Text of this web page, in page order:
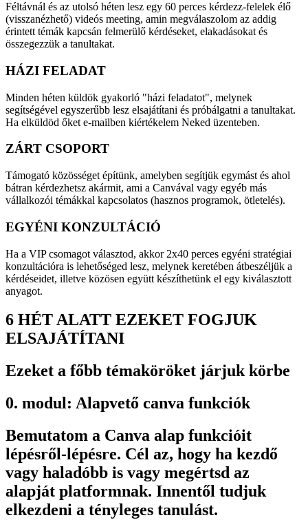
Féltávnál és az utolsó héten lesz egy 60 perces kérdezz-felelek élő
(visszanézhető) videós meeting, amin megválaszolom az addig
érintett témák kapcsán felmerülő kérdéseket, elakadásokat és
összegezzük a tanultakat.
HÁZI FELADAT
Minden héten küldök gyakorló "házi feladatot", melynek
segítségével egyszerűbb lesz elsajátítani és próbálgatni a tanultakat.
Ha elküldöd őket e-mailben kiértékelem Neked üzenteben.
ZÁRT CSOPORT
Támogató közösséget építünk, amelyben segítjük egymást és ahol
bátran kérdezhetsz akármit, ami a Canvával vagy egyéb más
vállalkozói témákkal kapcsolatos (hasznos programok, ötletelés).
EGYÉNI KONZULTÁCIÓ
Ha a VIP csomagot választod, akkor 2x40 perces egyéni stratégiai
konzultációra is lehetőséged lesz, melynek keretében átbeszéljük a
kérdéseidet, illetve közösen együtt készíthetünk el egy kiválasztott
anyagot.
6 HÉT ALATT EZEKET FOGJUK
ELSAJÁTÍTANI
Ezeket a főbb témaköröket járjuk körbe
0. modul: Alapvető canva funkciók
Bemutatom a Canva alap funkcióit
lépésről-lépésre. Cél az, hogy ha kezdő
vagy haladóbb is vagy megértsd az
alapját platformnak. Innentől tudjuk
elkezdeni a tényleges tanulást.